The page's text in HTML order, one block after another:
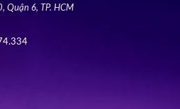
Quận 6, TP. HCM